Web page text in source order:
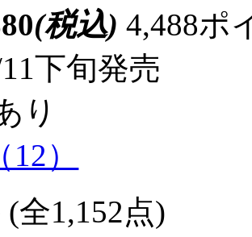
(税込) 4,488ポ
下旬発売
り
（12）
(全1,152点)